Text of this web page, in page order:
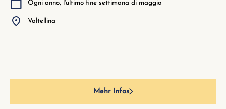
Ogni anno, l'ultimo fine settimana di maggio
Valtellina
Mehr Infos